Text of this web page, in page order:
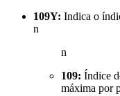
109Y: Indica o
n
n
109: Índice
máxima por